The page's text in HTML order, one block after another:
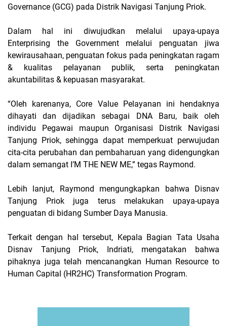
Governance (GCG) pada Distrik Navigasi Tanjung Priok.
Dalam hal ini diwujudkan melalui upaya-upaya
Enterprising the Government melalui penguatan jiwa
kewirausahaan, penguatan fokus pada peningkatan ragam
& kualitas pelayanan publik, serta peningkatan
akuntabilitas & kepuasan masyarakat.
“Oleh karenanya, Core Value Pelayanan ini hendaknya
dihayati dan dijadikan sebagai DNA Baru, baik oleh
individu Pegawai maupun Organisasi Distrik Navigasi
Tanjung Priok, sehingga dapat memperkuat perwujudan
cita-cita perubahan dan pembaharuan yang didengungkan
dalam semangat I’M THE NEW ME,” tegas Raymond.
Lebih lanjut, Raymond mengungkapkan bahwa Disnav
Tanjung Priok juga terus melakukan upaya-upaya
penguatan di bidang Sumber Daya Manusia.
Terkait dengan hal tersebut, Kepala Bagian Tata Usaha
Disnav Tanjung Priok, Indriati, mengatakan bahwa
pihaknya juga telah mencanangkan Human Resource to
Human Capital (HR2HC) Transformation Program.